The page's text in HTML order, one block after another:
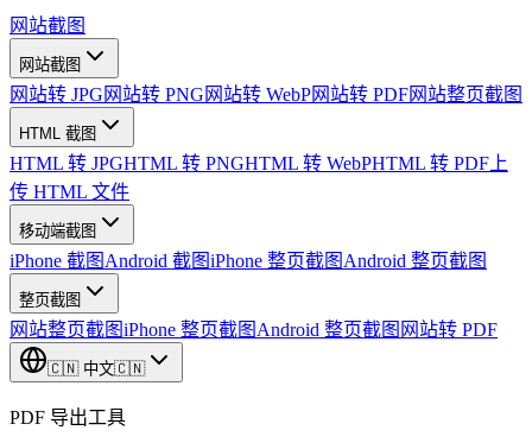
网站截图
网站截图
网站转 JPG 网站转 PNG 网站转 WebP网站转 PDF网站整页截图
HTML 截图
HTML 转 JPGHTML 转 PNGHTML 转 WebPHTML 转 PDF 上
传 HTML 文件
移动端截图
iPhone 截图 Android 截图iPhone 整页截图 Android 整页截图
整页截图
网站整页截图iPhone 整页截图 Android 整页截图 网站转 PDF
🇨🇳 中文🇨🇳
PDF 导出工具